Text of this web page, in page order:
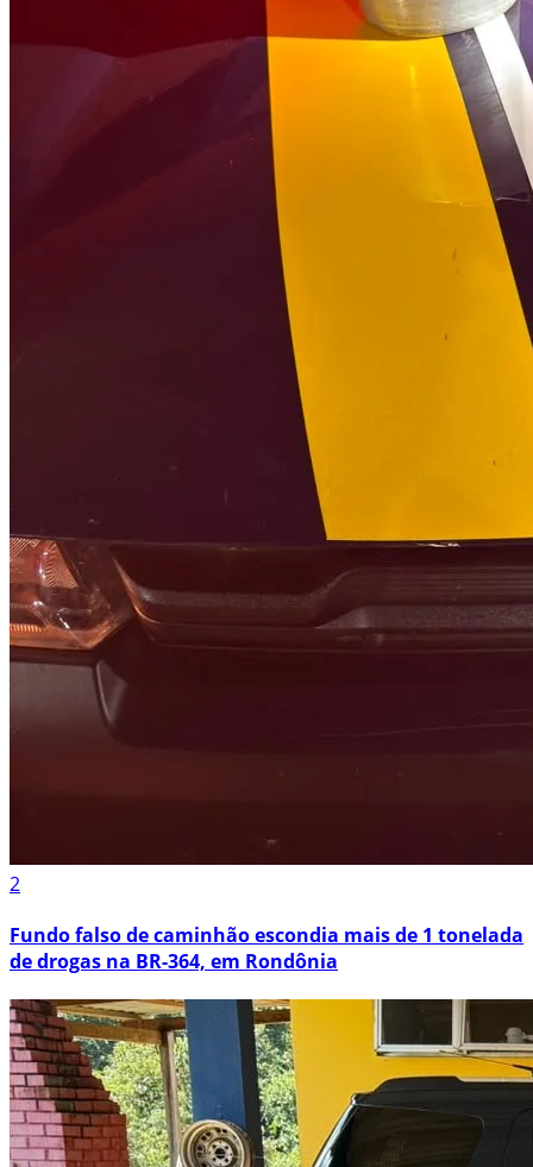
2
Fundo falso de caminhão escondia mais de 1 tonelada
de drogas na BR-364, em Rondônia